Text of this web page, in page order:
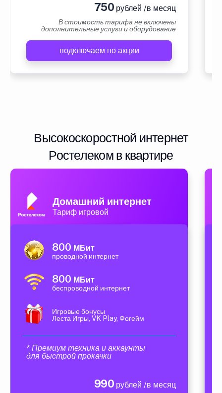
750 рублей /в месяц
В стоимость тарифа не включены
дополнительные услуги и оборудование
подключаем по акции
Высокоскоростной интернет
Ростелеком в квартире
Домашний интернет
Тариф игровой
800 МБит
проводной интернет
800 МБит
беспроводной интернет
Игровые бонусы
Леста Игры, VK Play, Фогейм
* Премиум техника и аккаунты
для быстрой прокачки
990 рублей /в месяц